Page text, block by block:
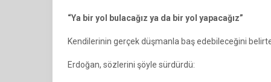
“Ya bir yol bulacağız ya da bir yol yapacağız”
Kendilerinin gerçek düşmanla baş edebileceğini
Erdoğan, sözlerini şöyle sürdürdü: